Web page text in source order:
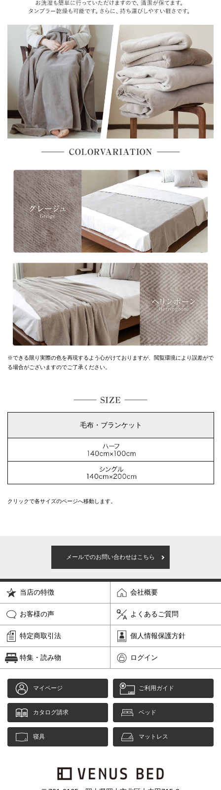
※できる限り実際の色を再現するよう心がけておりますが、 閲覧環境により誤差がで
る場合がございますのでご了承ください。
毛布・ブランケット
クリックで各サイズのページへ移動します。
メールでのお問い合わせはこちら
当店の特徴 会社概要
お客様の声 よくあるご質問
特定商取引法 個人情報保護方針
特集・読み物 ログイン
マイページ ご利用ガイド
カタログ請求 ベッド
寝具 マットレス